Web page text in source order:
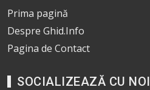
Prima pagină
Despre Ghid.Info
Pagina de Contact
SOCIALIZEAZĂ CU NOI